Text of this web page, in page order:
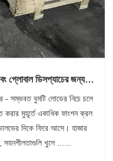
গ্লোবাল ডিসপ্যাচের জন্য
সম্ভবত বুমটি লোডের নিচে চলে
মুহূর্তে একাধিক ফাংশন ক্রল
দিকে ফিরে আসে। হাজার
সহনশীলতাগুলি খুলে ......